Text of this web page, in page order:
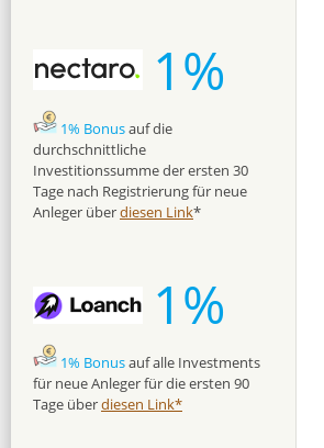
1%
1% Bonusauf die
durchschnittliche
Investitionssumme der ersten 30
Tage nach Registrierung für neue
Anleger überdiesen Link*
1%
1% Bonusauf alle Investments
für neue Anleger für die ersten 90
Tage überdiesen Link*